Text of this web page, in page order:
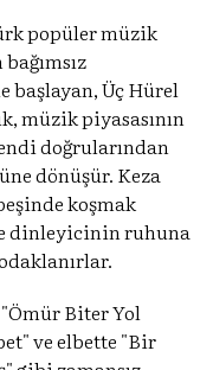
popüler müzik
Üç Hürel
müzik piyasasının
doğrularından
dönüşür. Keza
koşmak
dinleyicinin ruhuna
Biter Yol
ve elbette "Bir